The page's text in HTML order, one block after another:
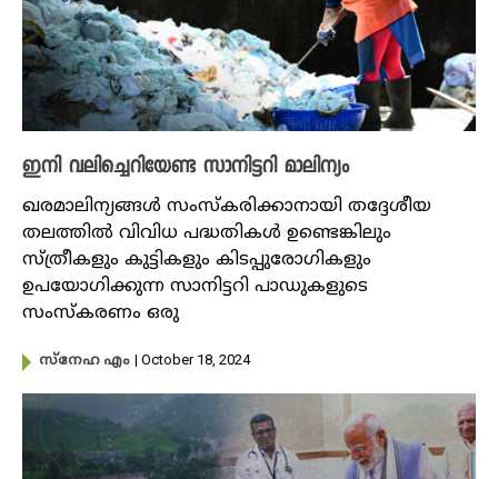
ഇനി വലിച്ചെറിയേണ്ട സാനിട്ടറി മാലിന്യം
ഖരമാലിന്യങ്ങൾ സംസ്കരിക്കാനായി തദ്ദേശീയ
തലത്തിൽ വിവിധ പദ്ധതികൾ ഉണ്ടെങ്കിലും
സ്ത്രീകളും കുട്ടികളും കിടപ്പുരോഗികളും
ഉപയോഗിക്കുന്ന സാനിട്ടറി പാഡുകളുടെ
സംസ്കരണം ഒരു
സ്നേഹ എം | October 18, 2024